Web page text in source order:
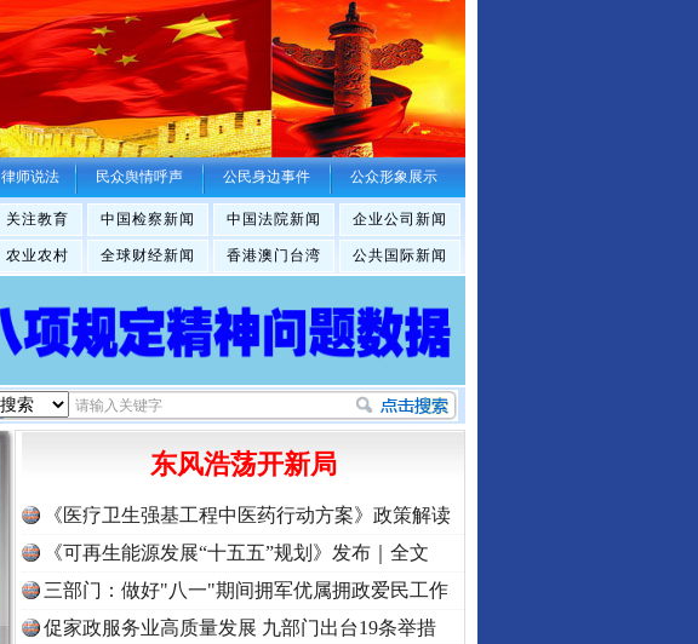
律师说法 民众舆情呼声 公民身边事件 公众形象展示
关注教育 中国检察新闻 中国法院新闻 企业公司新闻
农业农村 全球财经新闻 香港澳门台湾 公共国际新闻
东风浩荡开新局
《医疗卫生强基工程中医药行动方案》政策解读
《可再生能源发展“十五五”规划》发布｜全文
三部门：做好"八一"期间拥军优属拥政爱民工作
促家政服务业高质量发展 九部门出台19条举措